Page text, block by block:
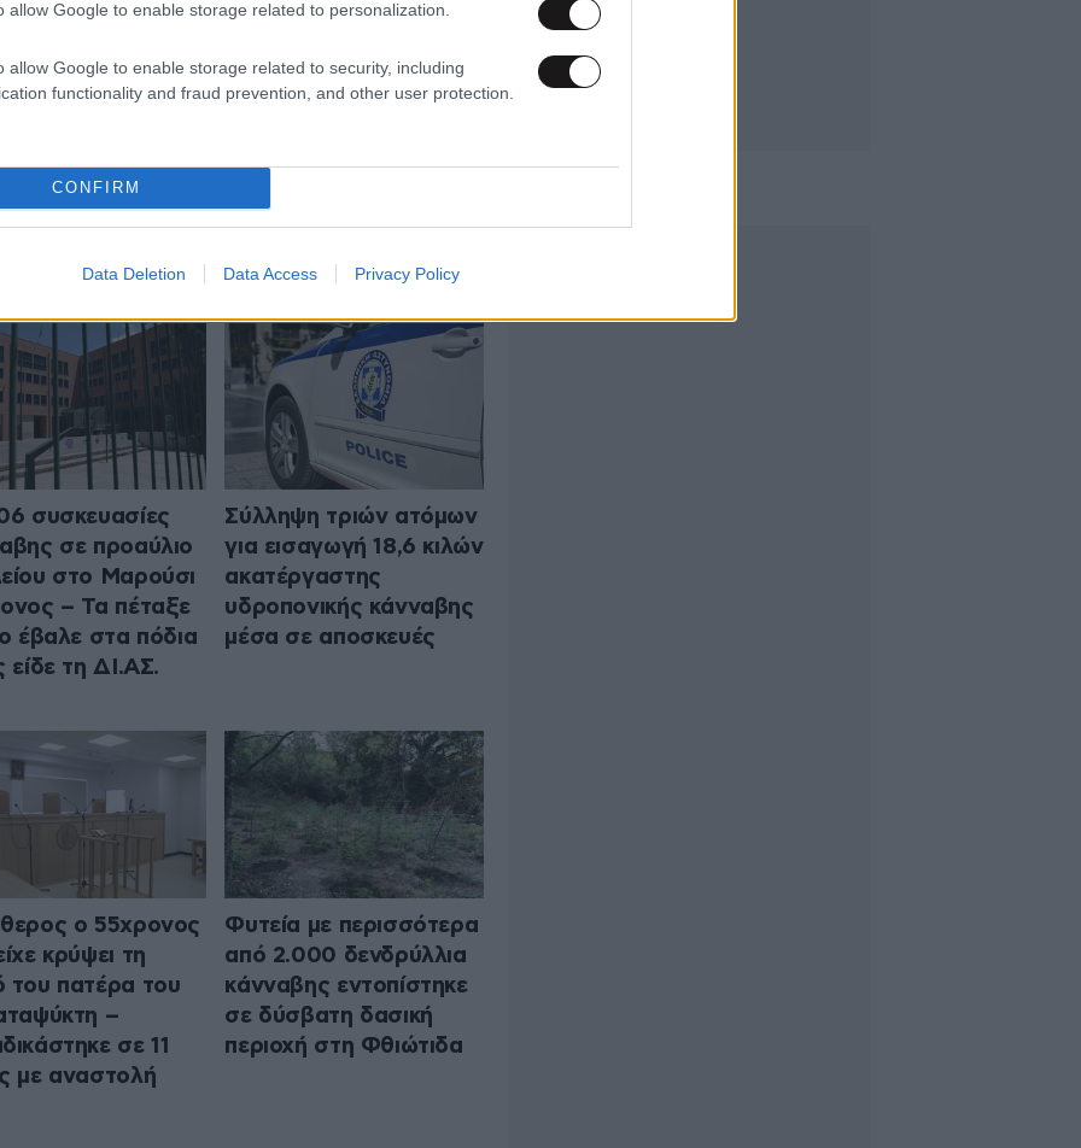
allow Google to enable storage related to personalization.
allow Google to enable storage related to security, including
functionality and fraud prevention, and other user protection.
CONFIRM
Data Deletion Data Access Privacy Policy
ΚΟΙΝΩΝΙΑ
συσκευασίες
σε προαύλιο
στο Μαρούσι
– Τα πέταξε
έβαλε στα πόδια
είδε τη ΔΙ.ΑΣ.
Σύλληψη τριών ατόμων
για εισαγωγή 18,6 κιλών
ακατέργαστης
υδροπονικής κάνναβης
μέσα σε αποσκευές
ο 55χρονος
κρύψει τη
του πατέρα του
–
σε 11
με αναστολή
Φυτεία με περισσότερα
από 2.000 δενδρύλλια
κάνναβης εντοπίστηκε
σε δύσβατη δασική
περιοχή στη Φθιώτιδα